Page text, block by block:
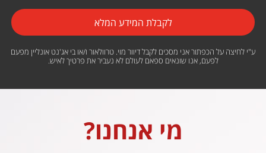
ע"י לחיצה על הכפתור אני מסכים לקבל דיוור מוי. טרוולאור ו/או בי אג'נט אונליין מפעם
לפעם, אנו שונאים ספאם לעולם לא נעביר את פרטיך לאיש.
מי אנחנו?